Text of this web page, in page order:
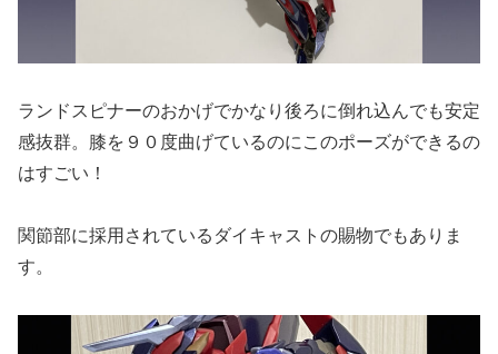
ランドスピナーのおかげでかなり後ろに倒れ込んでも安定
感抜群。膝を９０度曲げているのにこのポーズができるの
はすごい！
関節部に採用されているダイキャストの賜物でもありま
す。